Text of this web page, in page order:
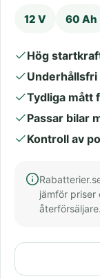
12 V 60 Ah
Hög
Tydliga mått
Passar bilar
Kontroll av
jämför priser
återförsäljare.